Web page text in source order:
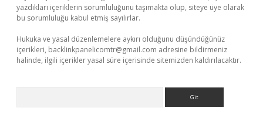
yazdıkları içeriklerin sorumluluğunu taşımakta olup, siteye üye olarak
bu sorumluluğu kabul etmiş sayılırlar.
Hukuka ve yasal düzenlemelere aykırı olduğunu düşündüğünüz
içerikleri, backlinkpanelicomtr@gmail.com adresine bildirmeniz
halinde, ilgili içerikler yasal süre içerisinde sitemizden kaldırılacaktır.